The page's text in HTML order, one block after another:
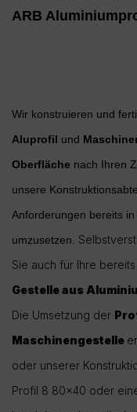
ARB
Wir konstruieren und
Aluprofil und
Oberfläche nach Ihren
unsere
Anforderungen bereits
umzusetzen.
Sie auch für Ihre
Gestelle aus
Die Umsetzung der
Maschinengestelle
oder unserer
Profil 8 80x40 oder